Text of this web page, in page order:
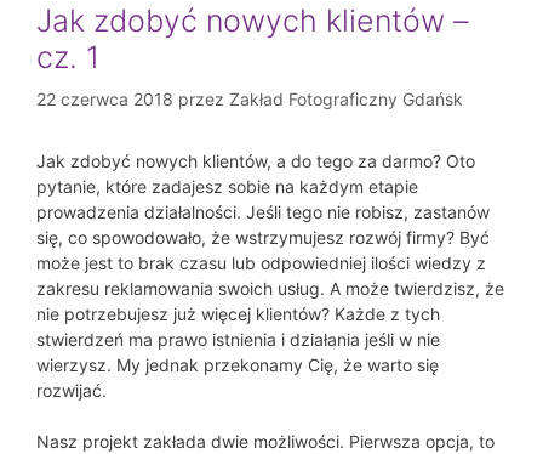
Jak zdobyć nowych klientów –
cz. 1
22 czerwca 2018 przez Zakład Fotograficzny Gdańsk
Jak zdobyć nowych klientów, a do tego za darmo? Oto
pytanie, które zadajesz sobie na każdym etapie
prowadzenia działalności. Jeśli tego nie robisz, zastanów
się, co spowodowało, że wstrzymujesz rozwój firmy? Być
może jest to brak czasu lub odpowiedniej ilości wiedzy z
zakresu reklamowania swoich usług. A może twierdzisz, że
nie potrzebujesz już więcej klientów? Każde z tych
stwierdzeń ma prawo istnienia i działania jeśli w nie
wierzysz. My jednak przekonamy Cię, że warto się
rozwijać.
Nasz projekt zakłada dwie możliwości. Pierwsza opcja, to